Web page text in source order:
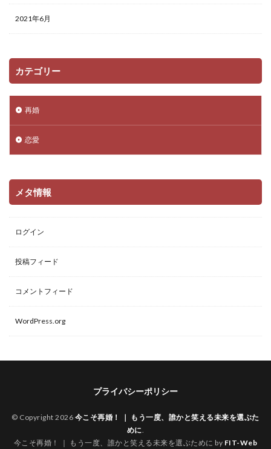
2021年6月
カテゴリー
再婚
恋愛
メタ情報
ログイン
投稿フィード
コメントフィード
WordPress.org
プライバシーポリシー
© Copyright 2026 今こそ再婚！ ｜ もう一度、誰かと笑える未来を選ぶた
めに.
今こそ再婚！ ｜ もう一度、誰かと笑える未来を選ぶために by FIT-Web